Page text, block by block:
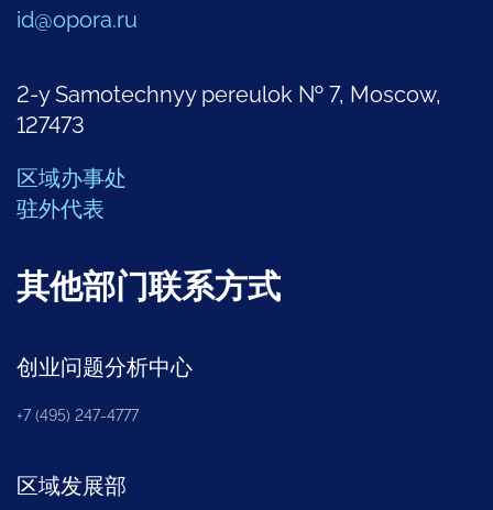
id@opora.ru
2-y Samotechnyy pereulok № 7, Moscow,
127473
区域办事处
驻外代表
其他部门联系方式
创业问题分析中心
+7 (495) 247-4777
区域发展部